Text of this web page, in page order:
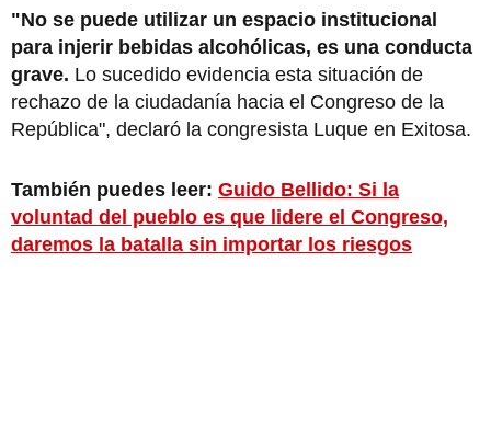
"No se puede utilizar un espacio institucional
para injerir bebidas alcohólicas, es una conducta
grave. Lo sucedido evidencia esta situación de
rechazo de la ciudadanía hacia el Congreso de la
República", declaró la congresista Luque en Exitosa.
También puedes leer: Guido Bellido: Si la
voluntad del pueblo es que lidere el Congreso,
daremos la batalla sin importar los riesgos